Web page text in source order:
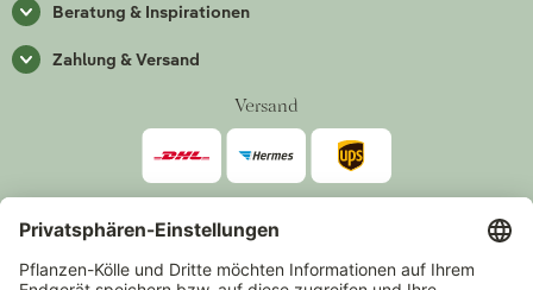
Beratung & Inspirationen
Zahlung & Versand
Versand